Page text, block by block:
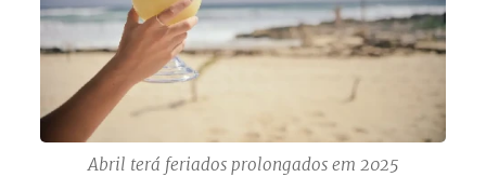
Abril terá feriados prolongados em 2025